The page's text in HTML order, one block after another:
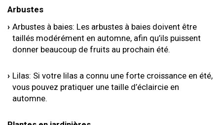
Arbustes
Arbustes à baies: Les arbustes à baies doivent être
taillés modérément en automne, afin qu’ils puissent
donner beaucoup de fruits au prochain été.
Lilas: Si votre lilas a connu une forte croissance en été,
vous pouvez pratiquer une taille d’éclaircie en
automne.